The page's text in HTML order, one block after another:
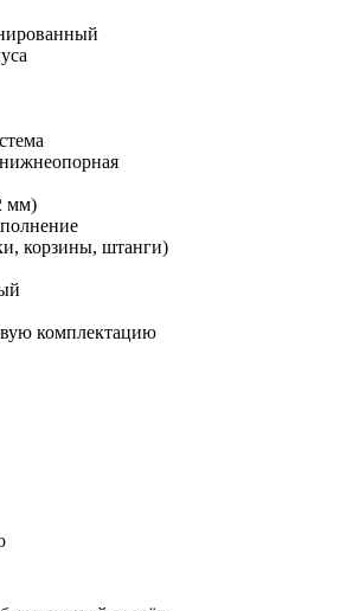
мм)
корзины, штанги)
комплектацию